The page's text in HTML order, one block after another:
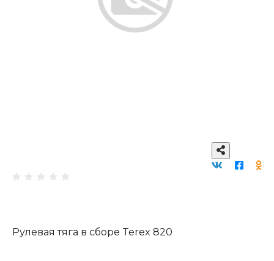
Рулевая тяга в сборе Terex 820